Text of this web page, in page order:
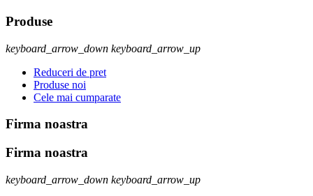
Produse
keyboard_arrow_down keyboard_arrow_up
Reduceri de pret
Produse noi
Cele mai cumparate
Firma noastra
Firma noastra
keyboard_arrow_down keyboard_arrow_up